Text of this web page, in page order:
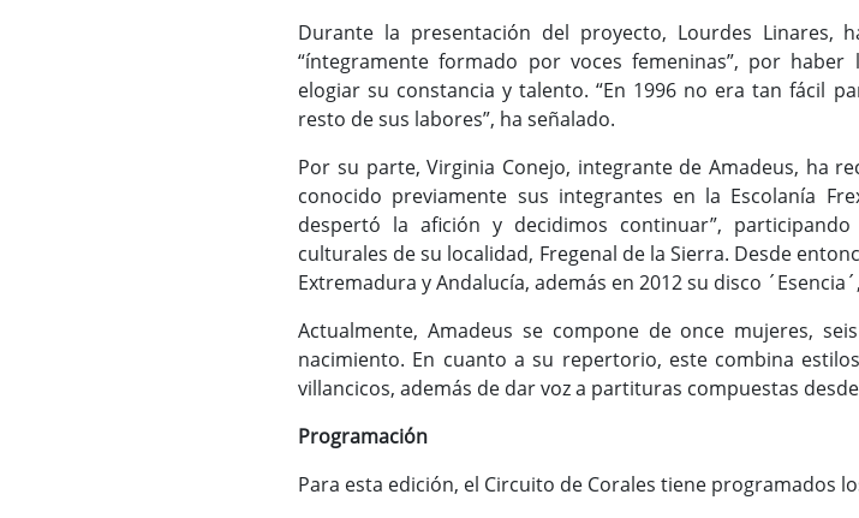
Durante la presentación del proyecto, Lourdes Linares,
“íntegramente formado por voces femeninas”, por
elogiar su constancia y talento. “En 1996 no era tan fácil
resto de sus labores”, ha señalado.
Por su parte, Virginia Conejo, integrante de Amadeus, ha
conocido previamente sus integrantes en la Escolanía
despertó la afición y decidimos continuar”,
culturales de su localidad, Fregenal de la Sierra. Desde
Extremadura y Andalucía, además en 2012 su disco
Actualmente, Amadeus se compone de once mujeres,
nacimiento. En cuanto a su repertorio, este combina
villancicos, además de dar voz a partituras compuestas
Programación
Para esta edición, el Circuito de Corales tiene programados